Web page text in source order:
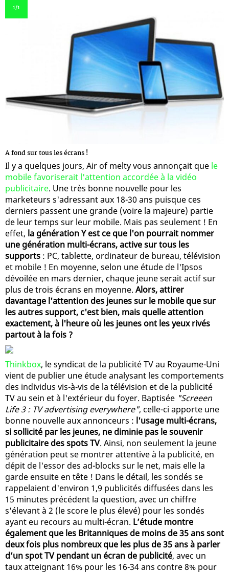
1/1
A fond sur tous les écrans !
Il y a quelques jours, Air of melty vous annonçait que le
mobile favoriserait l'attention accordée à la vidéo
publicitaire. Une très bonne nouvelle pour les
marketeurs s'adressant aux 18-30 ans puisque ces
derniers passent une grande (voire la majeure) partie
de leur temps sur leur mobile. Mais pas seulement ! En
effet, la génération Y est ce que l'on pourrait nommer
une génération multi-écrans, active sur tous les
supports : PC, tablette, ordinateur de bureau, télévision
et mobile ! En moyenne, selon une étude de l'Ipsos
dévoilée en mars dernier, chaque jeune serait actif sur
plus de trois écrans en moyenne. Alors, attirer
davantage l'attention des jeunes sur le mobile que sur
les autres support, c'est bien, mais quelle attention
exactement, à l'heure où les jeunes ont les yeux rivés
partout à la fois ?
Thinkbox, le syndicat de la publicité TV au Royaume-Uni
vient de publier une étude analysant les comportements
des individus vis-à-vis de la télévision et de la publicité
TV au sein et à l'extérieur du foyer. Baptisée "Screeen
Life 3 : TV advertising everywhere", celle-ci apporte une
bonne nouvelle aux annonceurs : l'usage multi-écrans,
si sollicité par les jeunes, ne diminie pas le souvenir
publicitaire des spots TV. Ainsi, non seulement la jeune
génération peut se montrer attentive à la publicité, en
dépit de l'essor des ad-blocks sur le net, mais elle la
garde ensuite en tête ! Dans le détail, les sondés se
rappelaient d'environ 1,9 publicités diffusées dans les
15 minutes précédent la question, avec un chiffre
s'élevant à 2 (le score le plus élevé) pour les sondés
ayant eu recours au multi-écran. L’étude montre
également que les Britanniques de moins de 35 ans sont
deux fois plus nombreux que les plus de 35 ans à parler
d’un spot TV pendant un écran de publicité, avec un
taux atteignant 16% pour les 16-34 ans contre 8% pour